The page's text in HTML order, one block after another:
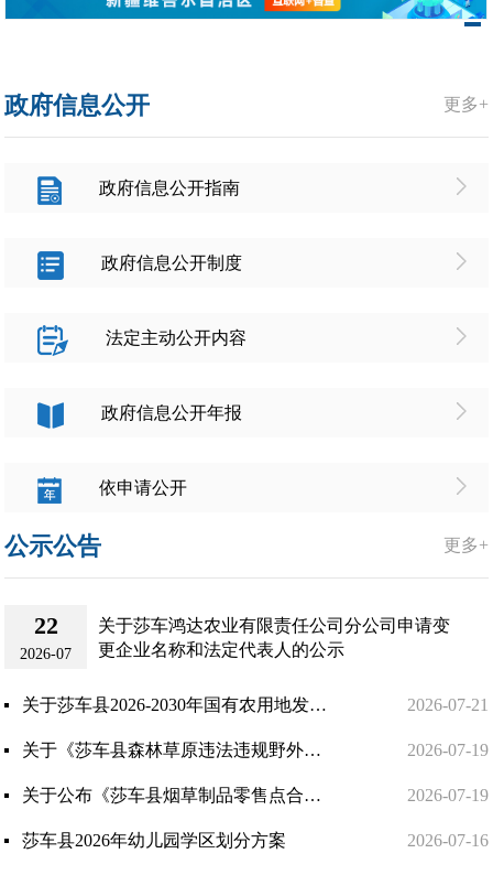
政府信息公开 更多+
政府信息公开指南
政府信息公开制度
法定主动公开内容
政府信息公开年报
依申请公开
公示公告 更多+
22
2026-07
关于莎车鸿达农业有限责任公司分公司申请变
更企业名称和法定代表人的公示
2026-07-21
关于莎车县2026-2030年国有农用地发包计划的公示
2026-07-19
关于《莎车县森林草原违法违规野外用火举报奖励办法》《莎车县森林草原野外用火管理办法》意见建议采纳情况...
2026-07-19
关于公布《莎车县烟草制品零售点合理布局规划（2026年-2031年）》的公告
2026-07-16
莎车县2026年幼儿园学区划分方案